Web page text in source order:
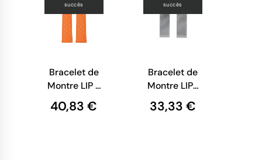
succès
Bracelet de
Montre LIP -
Tropic
Perforé
40,83 €
succès
Bracelet de
Montre LIP-
Maille
Milanaise
33,33 €